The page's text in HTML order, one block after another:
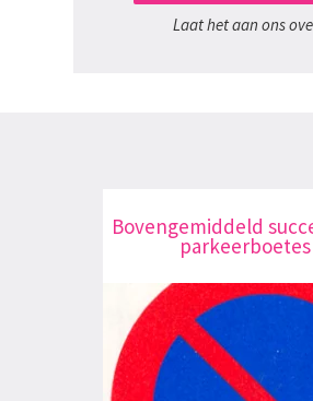
Laat het aan ons
Bovengemiddeld
parkeerboetes